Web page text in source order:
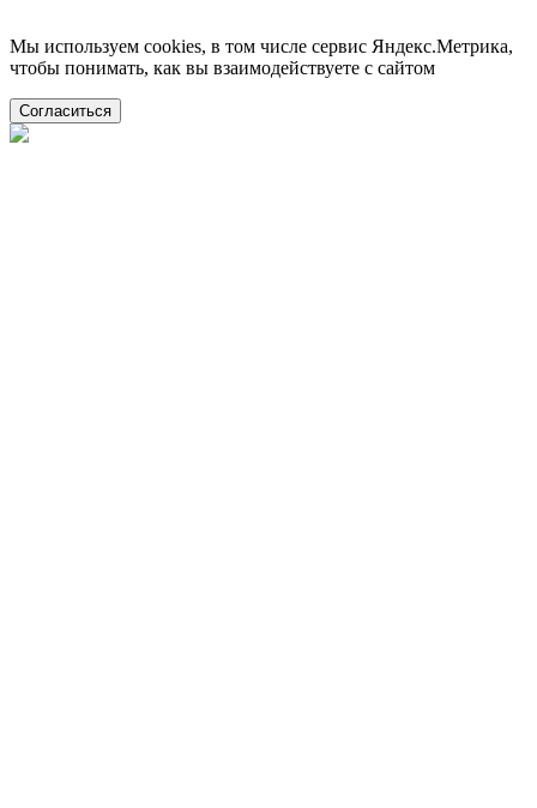
Мы используем cookies, в том числе сервис Яндекс.Метрика,
чтобы понимать, как вы взаимодействуете с сайтом
Согласиться